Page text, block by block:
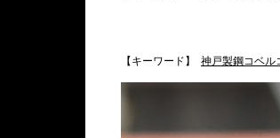
【キーワード】 神戸製鋼コベル